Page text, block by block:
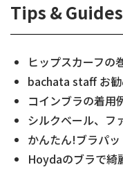
Tips & Guides
ヒップスカーフの
bachata staff お
コインブラの着用
シルクベール、フ
かんたん!ブラパ
Hoydaのブラで綺